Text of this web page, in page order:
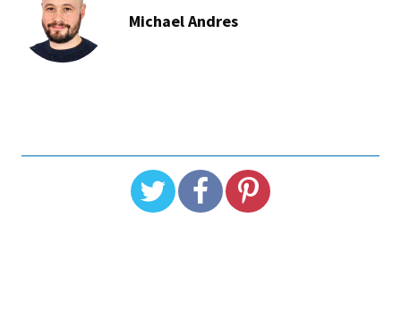
Michael Andres